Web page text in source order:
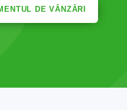
DE VÂNZĂRI